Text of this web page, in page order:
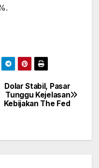
Dolar Stabil, Pasar
Tunggu Kejelasan
Kebijakan The Fed